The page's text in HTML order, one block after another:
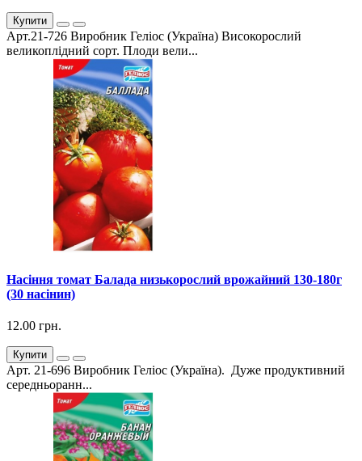
Купити
Арт.21-726 Виробник Геліос (Україна) Високорослий
великоплідний сорт. Плоди вели...
Насіння томат Балада низькорослий врожайний 130-180г
(30 насінин)
12.00 грн.
Купити
Арт. 21-696 Виробник Геліос (Україна). Дуже продуктивний
середньоранн...